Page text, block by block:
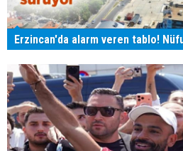
Erzincan'da alarm veren tablo!